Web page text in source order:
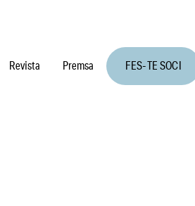
Revista Premsa FES-TE SOCI